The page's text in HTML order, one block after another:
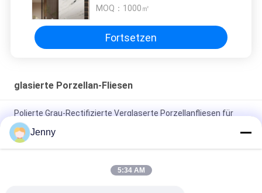
MOQ： 1000㎡
Fortsetzen
glasierte Porzellan-Fliesen
Polierte Grau-Rectifizierte Verglaserte Porzellanfliesen für
Wohn- / Gewerbezwecke
Glanzverglasete, gerechte Porzellanfliesen mit polierten
Oberflächen mit geringer Wasserabsorption PEI 4
Jenny
5:34 AM